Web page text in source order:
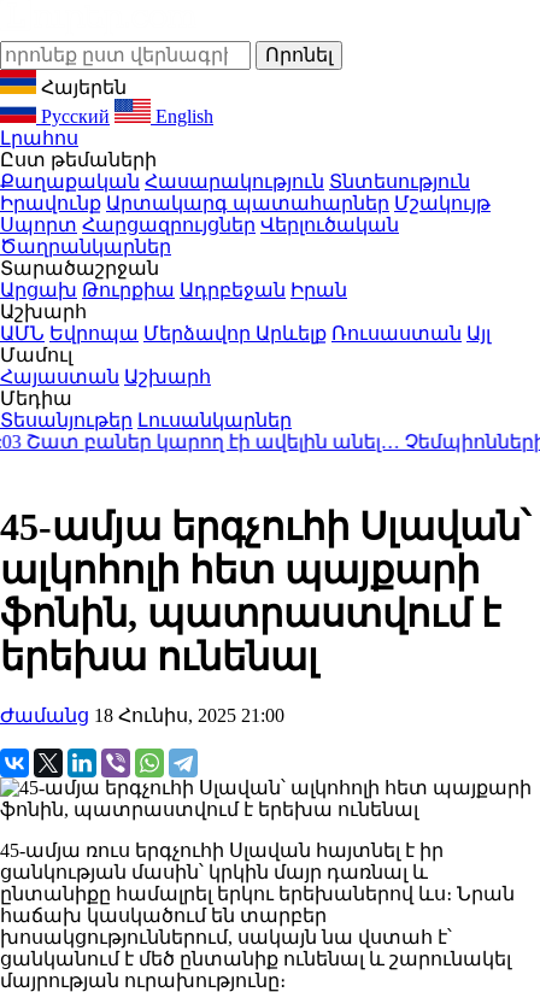
Հայերեն
Русский
English
Լրահոս
Ըստ թեմաների
Քաղաքական Հասարակություն Տնտեսություն
Իրավունք Արտակարգ պատահարներ Մշակույթ
Սպորտ Հարցազրույցներ Վերլուծական
Ծաղրանկարներ
Տարածաշրջան
Արցախ Թուրքիա Ադրբեջան Իրան
Աշխարհ
ԱՄՆ Եվրոպա Մերձավոր Արևելք Ռուսաստան Այլ
Մամուլ
Հայաստան Աշխարհ
Մեդիա
Տեսանյութեր Լուսանկարներ
բաներ կարող էի ավելին անել… Չեմպիոնների
45-ամյա երգչուհի Սլավան՝
ալկոհոլի հետ պայքարի
ֆոնին, պատրաստվում է
երեխա ունենալ
Ժամանց 18 Հունիս, 2025 21:00
45-ամյա ռուս երգչուհի Սլավան հայտնել է իր
ցանկության մասին՝ կրկին մայր դառնալ և
ընտանիքը համալրել երկու երեխաներով ևս։ Նրան
հաճախ կասկածում են տարբեր
խոսակցություններում, սակայն նա վստահ է՝
ցանկանում է մեծ ընտանիք ունենալ և շարունակել
մայրության ուրախությունը։